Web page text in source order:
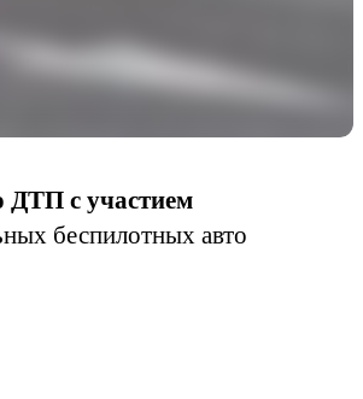
ДТП с участием
беспилотных авто